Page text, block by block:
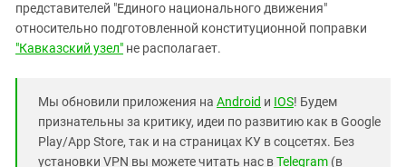
представителей "Единого национального движения"
относительно подготовленной конституционной поправки
"Кавказский узел" не располагает.
Мы обновили приложения на Android и IOS! Будем
признательны за критику, идеи по развитию как в Google
Play/App Store, так и на страницах КУ в соцсетях. Без
установки VPN вы можете читать нас вTelegram (в